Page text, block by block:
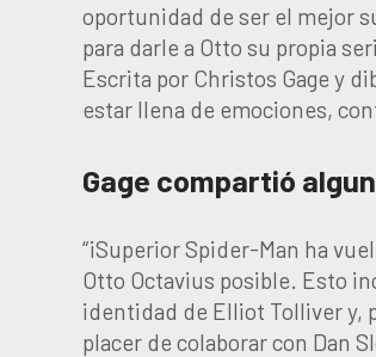
oportunidad de ser el mejor
para darle a Otto su propia
Escrita por Christos Gage y
estar llena de emociones,
Gage compartió
“¡Superior Spider-Man ha
Otto Octavius posible. Esto
identidad de Elliot Tolliver y,
placer de colaborar con Dan